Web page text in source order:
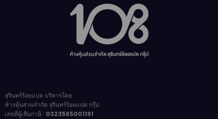
สุรินทร์ร้อยแปด บริหารโดย
ห้างหุ้นส่วนจำกัด สุรินทร์ร้อยแปด กรุ๊ป
เลขที่ผู้เสียภาษี : 0323565001191